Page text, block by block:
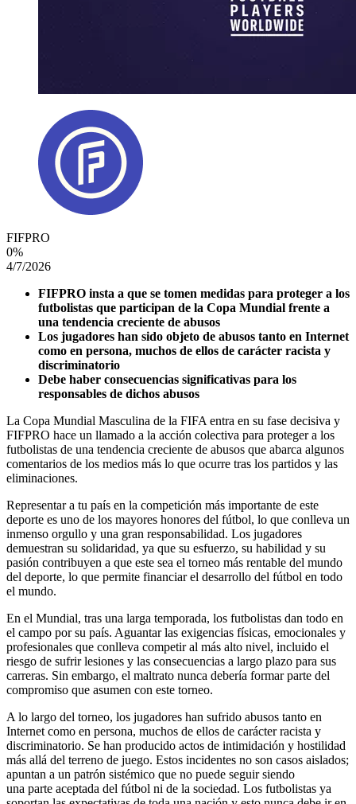
FIFPRO
0%
4/7/2026
FIFPRO insta a que se tomen medidas para proteger a los
futbolistas que participan de la Copa Mundial frente a
una tendencia creciente de abusos
Los jugadores han sido objeto de abusos tanto en Internet
como en persona, muchos de ellos de carácter racista y
discriminatorio
Debe haber consecuencias significativas para los
responsables de dichos abusos
La Copa Mundial Masculina de la FIFA entra en su fase decisiva y
FIFPRO hace un llamado a la acción colectiva para proteger a los
futbolistas de una tendencia creciente de abusos que abarca algunos
comentarios de los medios más lo que ocurre tras los partidos y las
eliminaciones.
Representar a tu país en la competición más importante de este
deporte es uno de los mayores honores del fútbol, lo que conlleva un
inmenso orgullo y una gran responsabilidad. Los jugadores
demuestran su solidaridad, ya que su esfuerzo, su habilidad y su
pasión contribuyen a que este sea el torneo más rentable del mundo
del deporte, lo que permite financiar el desarrollo del fútbol en todo
el mundo.
En el Mundial, tras una larga temporada, los futbolistas dan todo en
el campo por su país. Aguantar las exigencias físicas, emocionales y
profesionales que conlleva competir al más alto nivel, incluido el
riesgo de sufrir lesiones y las consecuencias a largo plazo para sus
carreras. Sin embargo, el maltrato nunca debería formar parte del
compromiso que asumen con este torneo.
A lo largo del torneo, los jugadores han sufrido abusos tanto en
Internet como en persona, muchos de ellos de carácter racista y
discriminatorio. Se han producido actos de intimidación y hostilidad
más allá del terreno de juego. Estos incidentes no son casos aislados;
apuntan a un patrón sistémico que no puede seguir siendo
una parte aceptada del fútbol ni de la sociedad. Los futbolistas ya